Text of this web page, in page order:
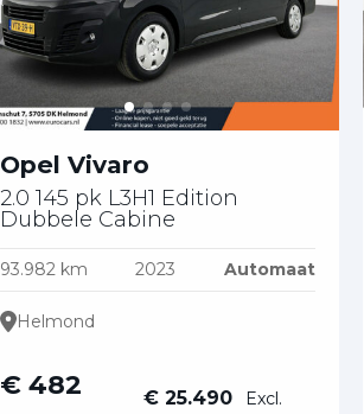
geldrop@eurocars.nl
geldrop@eurocars.nl
Opel Vivaro
2.0 145 pk L3H1 Edition
Dubbele Cabine
93.982 km 2023 Automaat
Helmond
€ 482 € 25.490
Excl.